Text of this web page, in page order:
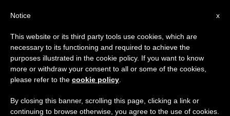
GIOVANI
x
Notice
This website or its third party tools use cookies, which are
necessary to its functioning and required to achieve the
purposes illustrated in the cookie policy. If you want to know
more or withdraw your consent to all or some of the cookies,
please refer to the cookie policy
By closing this banner, scrolling this page, clicking a link or
continuing to browse otherwise, you agree to the use of cookies.